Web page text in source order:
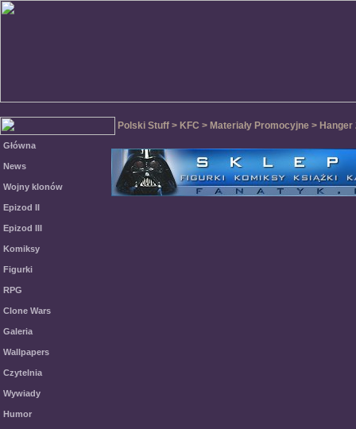
Polski Stuff > KFC > Materiały Promocyjne > Hanger
Główna
News
Wojny klonów
Epizod II
Epizod III
Komiksy
Figurki
RPG
Clone Wars
Galeria
Wallpapers
Czytelnia
Wywiady
Humor